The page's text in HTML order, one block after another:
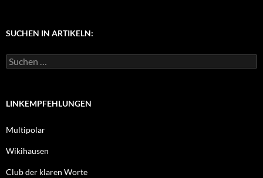
g
r
SUCHEN IN ARTIKELN:
S
u
e
a
h
LINKEMPFEHLUNGEN
Multipolar
Wikihausen
Club der klaren Worte